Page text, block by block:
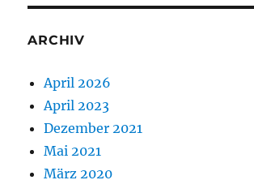
ARCHIV
April 2026
April 2023
Dezember 2021
Mai 2021
März 2020